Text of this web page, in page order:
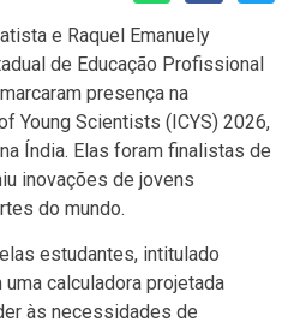
e Raquel Emanuely
de Educação Profissional
presença na
Young Scientists (ICYS) 2026,
Índia. Elas foram finalistas de
inovações de jovens
do mundo.
estudantes, intitulado
calculadora projetada
às necessidades de